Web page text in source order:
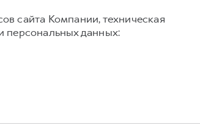
сайта Компании, техническая
персональных данных: